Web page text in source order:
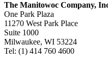
The Manitowoc Company,
One Park Plaza
11270 West Park Place
Suite 1000
Milwaukee, WI 53224
Tel: (1) 414 760 4600